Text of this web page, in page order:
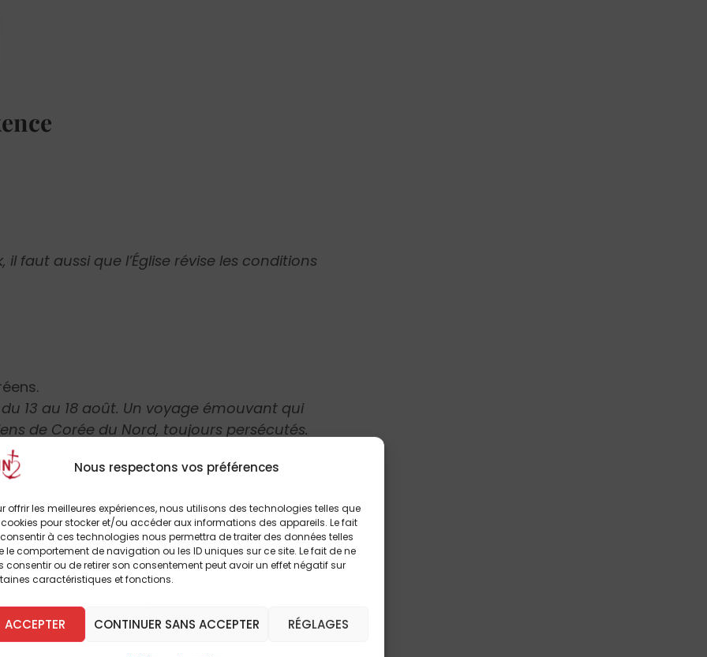
Nous respectons vos préférences
offrir les meilleures expériences, nous utilisons des technologies telles que
pour stocker et/ou accéder aux informations des appareils. Le fait
à ces technologies nous permettra de traiter des données telles
le comportement de navigation ou les ID uniques sur ce site. Le fait de ne
consentir ou de retirer son consentement peut avoir un effet négatif sur
caractéristiques et fonctions.
ACCEPTER CONTINUER SANS ACCEPTER RÉGLAGES
il faut aussi que l’Église révise les conditions
13 au 18 août. Un voyage émouvant qui
de Corée du Nord, toujours persécutés.
âmes.
d’été, trois « fondatrices » de
ont rendu leur âme à Dieu. C’est une
tourner avec leurs décès.